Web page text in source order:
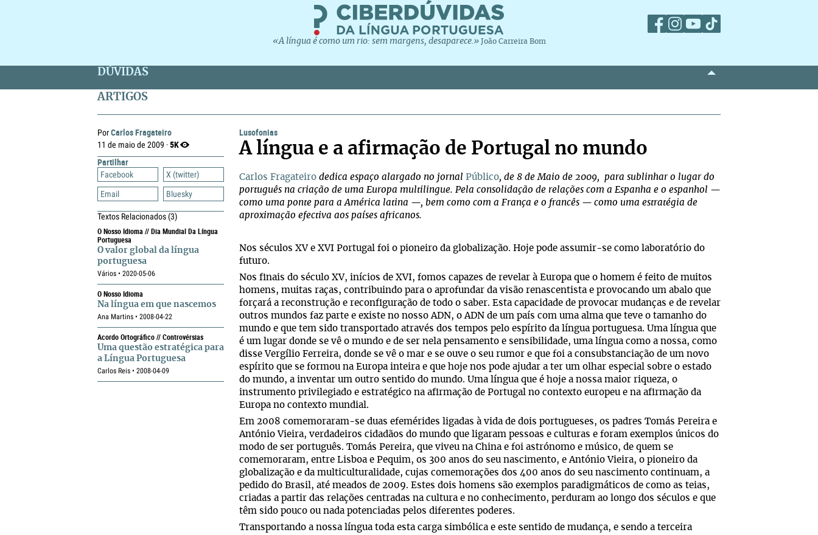
«A língua é como um rio: sem margens, desaparece.» João Carreira Bom
DÚVIDAS
ARTIGOS
PorCarlos Fragateiro
11 de maio de 2009 ·5K
Partilhar
Facebook
X (twitter)
Email
Bluesky
Textos Relacionados(3)
O Nosso Idioma // Dia Mundial Da Língua
Portuguesa
O valor global da língua
portuguesa
Vários • 2020-05-06
O Nosso Idioma
Na língua em que nascemos
Ana Martins • 2008-04-22
Acordo Ortográfico // Controvérsias
Uma questão estratégica para
a Língua Portuguesa
Carlos Reis • 2008-04-09
Lusofonias
A língua e a afirmação de Portugal no mundo
Carlos Fragateiro dedica espaço alargado no jornal Público, de 8 de Maio de 2009, para sublinhar o lugar do
português na criação de uma Europa multilingue. Pela consolidação de relações com a Espanha e o espanhol —
como uma ponte para a América latina —, bem como com a França e o francês — como uma estratégia de
aproximação efectiva aos países africanos.
Nos séculos XV e XVI Portugal foi o pioneiro da globalização. Hoje pode assumir-se como laboratório do
futuro.
Nos finais do século XV, inícios de XVI, fomos capazes de revelar à Europa que o homem é feito de muitos
homens, muitas raças, contribuindo para o aprofundar da visão renascentista e provocando um abalo que
forçará a reconstrução e reconfiguração de todo o saber. Esta capacidade de provocar mudanças e de revelar
outros mundos faz parte e existe no nosso ADN, o ADN de um país com uma alma que teve o tamanho do
mundo e que tem sido transportado através dos tempos pelo espírito da língua portuguesa. Uma língua que
é um lugar donde se vê o mundo e de ser nela pensamento e sensibilidade, uma língua como a nossa, como
disse Vergílio Ferreira, donde se vê o mar e se ouve o seu rumor e que foi a consubstanciação de um novo
espírito que se formou na Europa inteira e que hoje nos pode ajudar a ter um olhar especial sobre o estado
do mundo, a inventar um outro sentido do mundo. Uma língua que é hoje a nossa maior riqueza, o
instrumento privilegiado e estratégico na afirmação de Portugal no contexto europeu e na afirmação da
Europa no contexto mundial.
Em 2008 comemoraram-se duas efemérides ligadas à vida de dois portugueses, os padres Tomás Pereira e
António Vieira, verdadeiros cidadãos do mundo que ligaram pessoas e culturas e foram exemplos únicos do
modo de ser português. Tomás Pereira, que viveu na China e foi astrónomo e músico, de quem se
comemoraram, entre Lisboa e Pequim, os 300 anos do seu nascimento, e António Vieira, o pioneiro da
globalização e da multiculturalidade, cujas comemorações dos 400 anos do seu nascimento continuam, a
pedido do Brasil, até meados de 2009. Estes dois homens são exemplos paradigmáticos de como as teias,
criadas a partir das relações centradas na cultura e no conhecimento, perduram ao longo dos séculos e que
têm sido pouco ou nada potenciadas pelos diferentes poderes.
Transportando a nossa língua toda esta carga simbólica e este sentido de mudança, e sendo a terceira